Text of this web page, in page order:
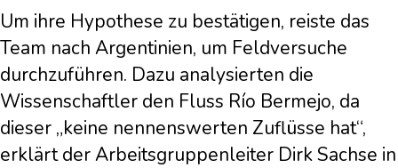
Um ihre Hypothese zu bestätigen, reiste das
Team nach Argentinien, um Feldversuche
durchzuführen. Dazu analysierten die
Wissenschaftler den Fluss Río Bermejo, da
dieser „keine nennenswerten Zuflüsse hat“,
erklärt der Arbeitsgruppenleiter Dirk Sachse in